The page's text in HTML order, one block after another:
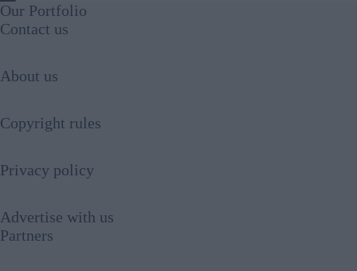
Our Portfolio
Contact us
About us
Copyright rules
Privacy policy
Advertise with us
Partners